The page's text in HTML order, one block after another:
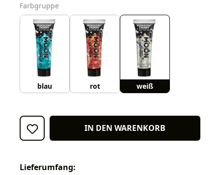
Farbgruppe
blau rot weiß
IN DEN WARENKORB
Lieferumfang: